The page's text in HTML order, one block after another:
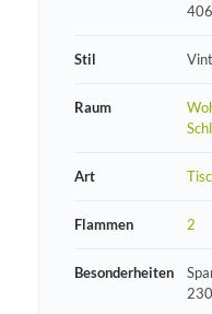
Stil
Raum
Art
Flammen 2
Besonderheiten